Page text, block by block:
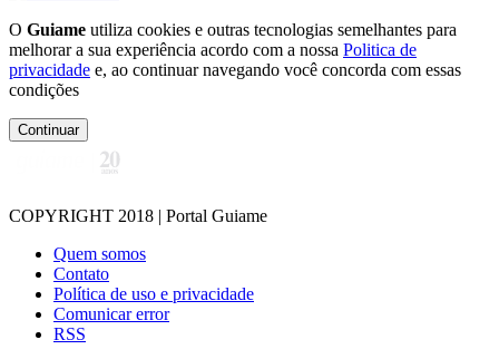
O Guiame utiliza cookies e outras tecnologias semelhantes para
melhorar a sua experiência acordo com a nossa Politica de
privacidade e, ao continuar navegando você concorda com essas
condições
Continuar
COPYRIGHT 2018 | Portal Guiame
Quem somos
Contato
Política de uso e privacidade
Comunicar error
RSS